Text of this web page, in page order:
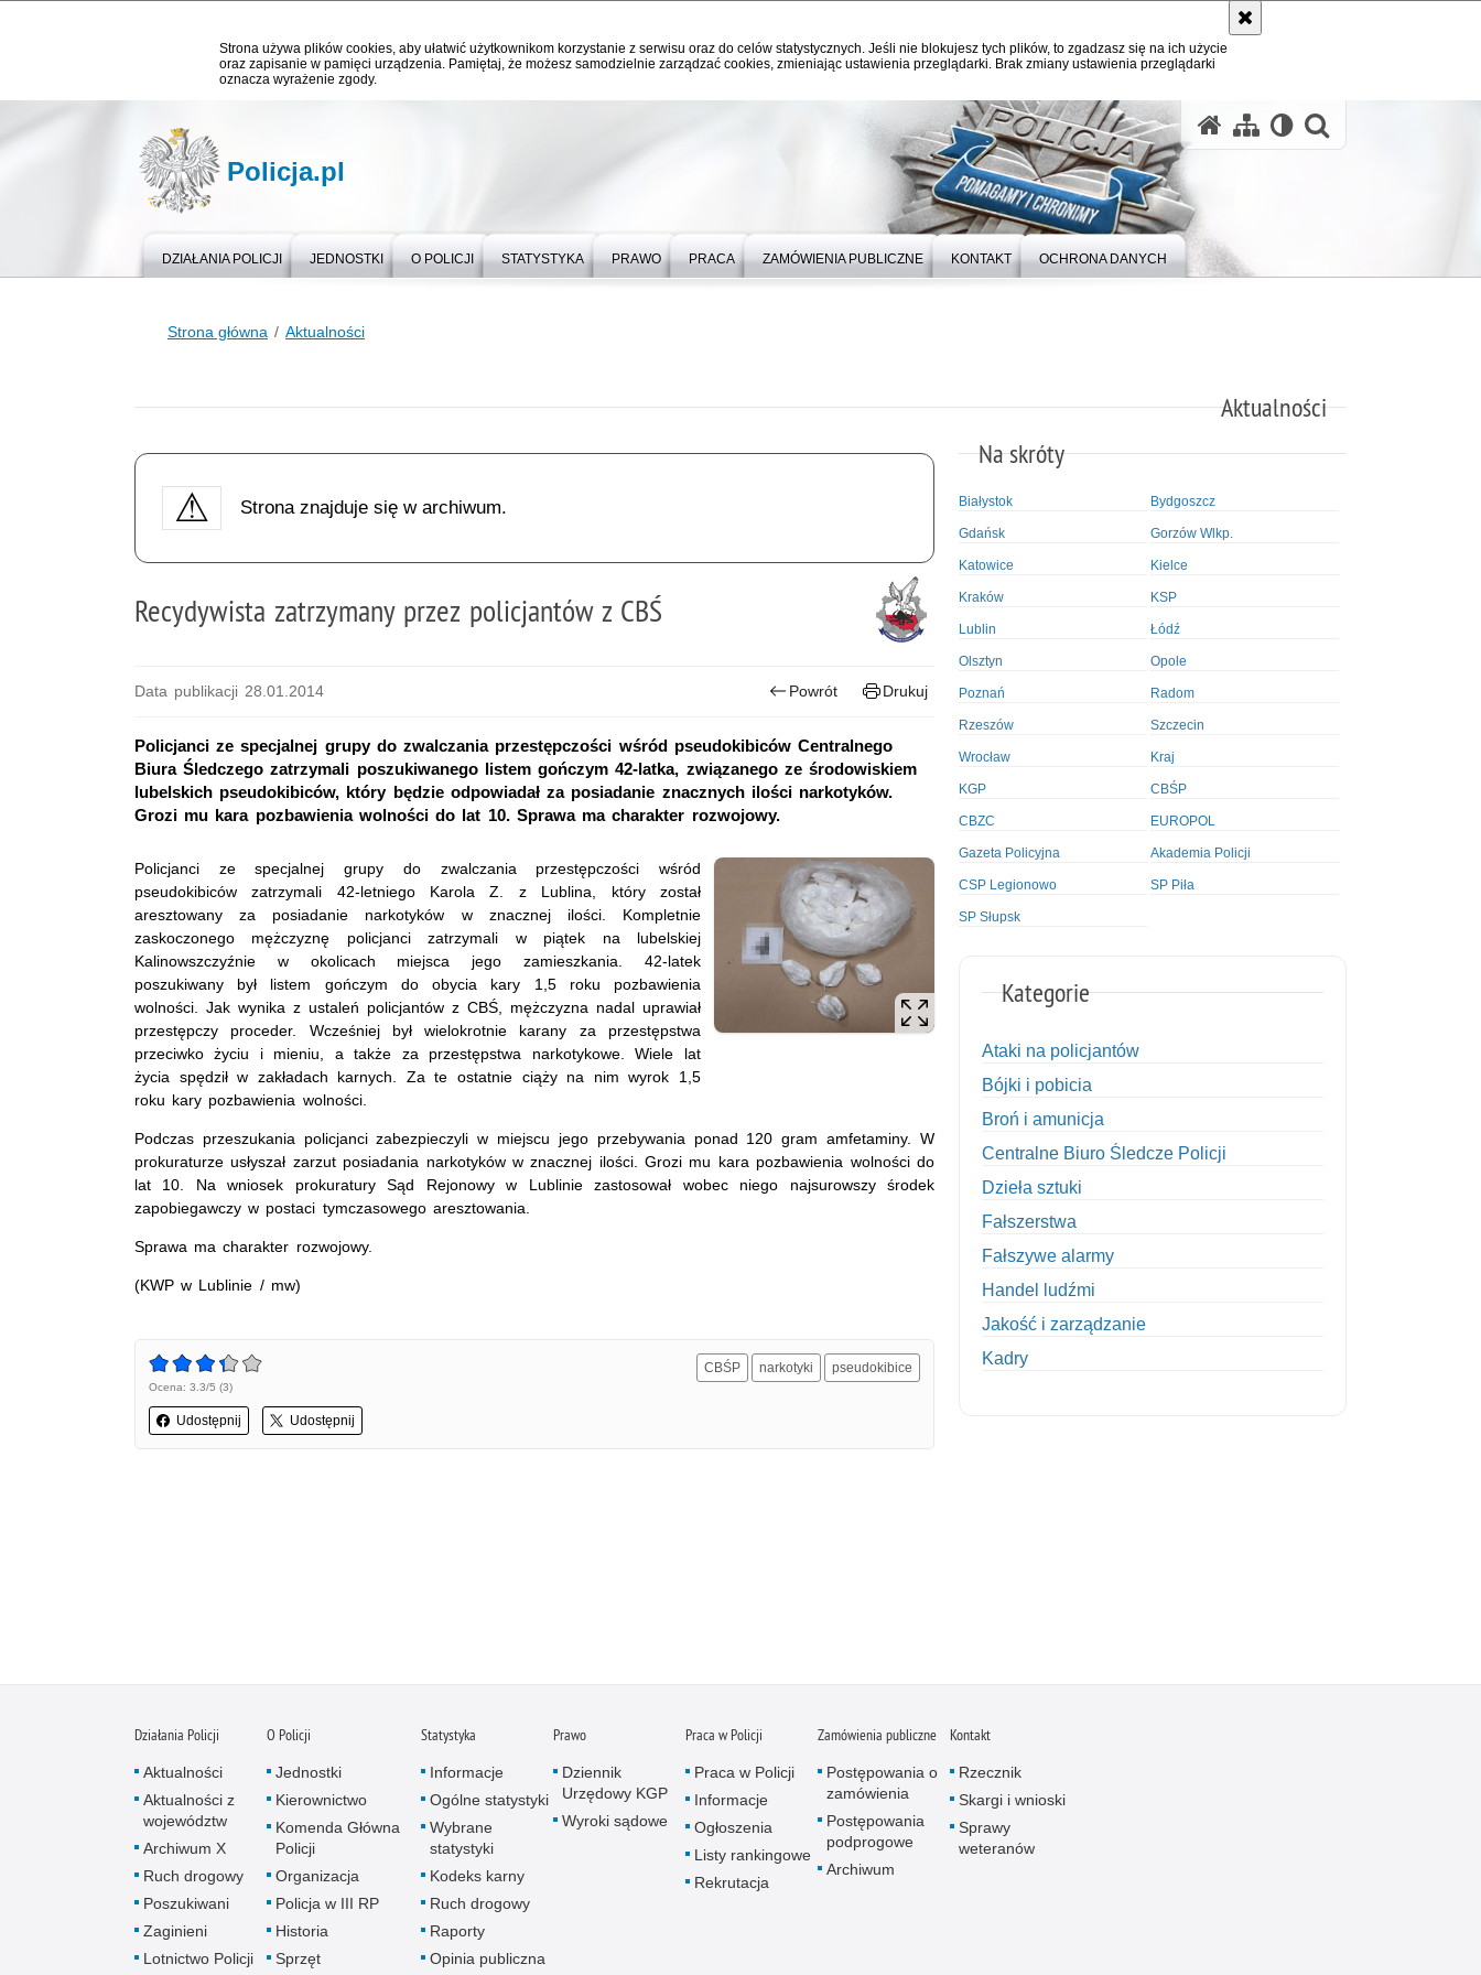
Strona używa plików cookies, aby ułatwić użytkownikom korzystanie z serwisu oraz do celów statystycznych. Jeśli nie blokujesz tych plików, to zgadzasz się na ich użycie
oraz zapisanie w pamięci urządzenia. Pamiętaj, że możesz samodzielnie zarządzać cookies, zmieniając ustawienia przeglądarki. Brak zmiany ustawienia przeglądarki
oznacza wyrażenie zgody.
Policja.pl
DZIAŁANIA POLICJI JEDNOSTKI O POLICJI STATYSTYKA PRAWO PRACA ZAMÓWIENIA PUBLICZNE KONTAKT OCHRONA DANYCH
Strona główna Aktualności
Aktualności
Strona znajduje się w archiwum.
Recydywista zatrzymany przez policjantów z CBŚ
Data publikacji 28.01.2014 Powrót Drukuj
Policjanci ze specjalnej grupy do zwalczania przestępczości wśród pseudokibiców Centralnego
Biura Śledczego zatrzymali poszukiwanego listem gończym 42-latka, związanego ze środowiskiem
lubelskich pseudokibiców, który będzie odpowiadał za posiadanie znacznych ilości narkotyków.
Grozi mu kara pozbawienia wolności do lat 10. Sprawa ma charakter rozwojowy.
Policjanci ze specjalnej grupy do zwalczania przestępczości wśród
pseudokibiców zatrzymali 42-letniego Karola Z. z Lublina, który został
aresztowany za posiadanie narkotyków w znacznej ilości. Kompletnie
zaskoczonego mężczyznę policjanci zatrzymali w piątek na lubelskiej
Kalinowszczyźnie w okolicach miejsca jego zamieszkania. 42-latek
poszukiwany był listem gończym do obycia kary 1,5 roku pozbawienia
wolności. Jak wynika z ustaleń policjantów z CBŚ, mężczyzna nadal uprawiał
przestępczy proceder. Wcześniej był wielokrotnie karany za przestępstwa
przeciwko życiu i mieniu, a także za przestępstwa narkotykowe. Wiele lat
życia spędził w zakładach karnych. Za te ostatnie ciąży na nim wyrok 1,5
roku kary pozbawienia wolności.
Podczas przeszukania policjanci zabezpieczyli w miejscu jego przebywania ponad 120 gram amfetaminy. W
prokuraturze usłyszał zarzut posiadania narkotyków w znacznej ilości. Grozi mu kara pozbawienia wolności do
lat 10. Na wniosek prokuratury Sąd Rejonowy w Lublinie zastosował wobec niego najsurowszy środek
zapobiegawczy w postaci tymczasowego aresztowania.
Sprawa ma charakter rozwojowy.
(KWP w Lublinie / mw)
Ocena: 3.3/5 (3)
Udostępnij Udostępnij
CBŚP narkotyki pseudokibice
Na skróty
Białystok Bydgoszcz
Gdańsk Gorzów Wlkp.
Katowice Kielce
Kraków KSP
Lublin Łódź
Olsztyn Opole
Poznań Radom
Rzeszów Szczecin
Wrocław Kraj
KGP CBŚP
CBZC EUROPOL
Gazeta Policyjna Akademia Policji
CSP Legionowo SP Piła
SP Słupsk
Kategorie
Ataki na policjantów
Bójki i pobicia
Broń i amunicja
Centralne Biuro Śledcze Policji
Dzieła sztuki
Fałszerstwa
Fałszywe alarmy
Handel ludźmi
Jakość i zarządzanie
Kadry
Napady na tiry
Nielegalny handel farmaceutykami
Nietrzeźwi kierujący
Nietrzeźwi opiekunowie
Działania Policji
Aktualności
Aktualności z
województw
Archiwum X
Ruch drogowy
Poszukiwani
Zaginieni
Lotnictwo Policji
O Policji
Jednostki
Kierownictwo
Komenda Główna
Policji
Organizacja
Policja w III RP
Historia
Sprzęt
Statystyka
Informacje
Ogólne statystyki
Wybrane
statystyki
Kodeks karny
Ruch drogowy
Raporty
Opinia publiczna
Prawo
Dziennik
Urzędowy KGP
Wyroki sądowe
Praca w Policji
Praca w Policji
Informacje
Ogłoszenia
Listy rankingowe
Rekrutacja
Zamówienia publiczne
Postępowania o
zamówienia
Postępowania
podprogowe
Archiwum
Kontakt
Rzecznik
Skargi i wnioski
Sprawy
weteranów